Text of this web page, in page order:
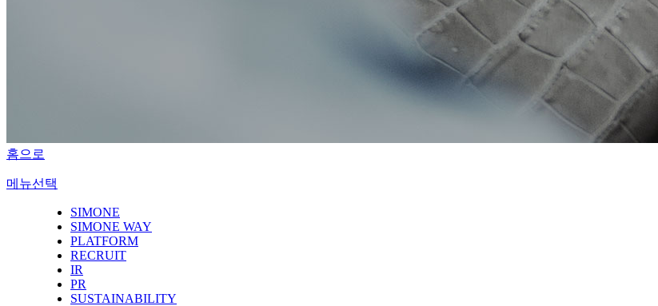
홈으로
메뉴선택
SIMONE
SIMONE WAY
PLATFORM
RECRUIT
IR
PR
SUSTAINABILITY